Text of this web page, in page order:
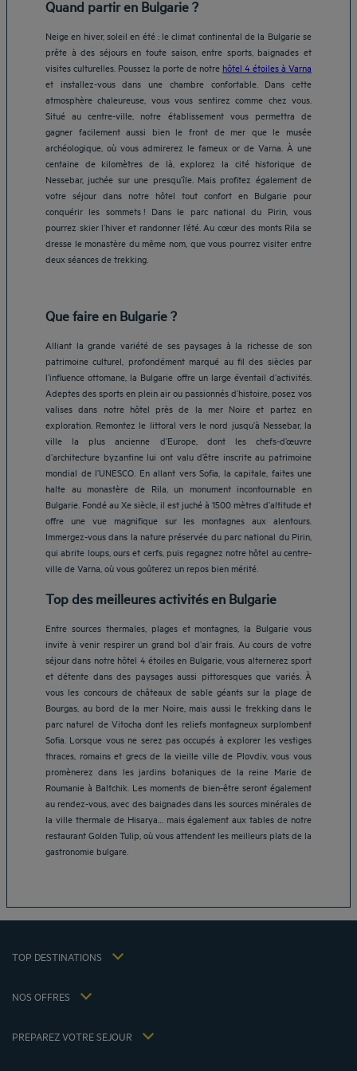
Quand partir en Bulgarie ?
Neige en hiver, soleil en été : le climat continental de la Bulgarie se
prête à des séjours en toute saison, entre sports, baignades et
visites culturelles. Poussez la porte de notre hôtel 4 étoiles à Varna
et installez-vous dans une chambre confortable. Dans cette
atmosphère chaleureuse, vous vous sentirez comme chez vous.
Situé au centre-ville, notre établissement vous permettra de
gagner facilement aussi bien le front de mer que le musée
archéologique, où vous admirerez le fameux or de Varna. À une
centaine de kilomètres de là, explorez la cité historique de
Nessebar, juchée sur une presqu’île. Mais profitez également de
votre séjour dans notre hôtel tout confort en Bulgarie pour
conquérir les sommets ! Dans le parc national du Pirin, vous
pourrez skier l’hiver et randonner l’été. Au cœur des monts Rila se
dresse le monastère du même nom, que vous pourrez visiter entre
deux séances de trekking.
Que faire en Bulgarie ?
Alliant la grande variété de ses paysages à la richesse de son
patrimoine culturel, profondément marqué au fil des siècles par
l’influence ottomane, la Bulgarie offre un large éventail d’activités.
Adeptes des sports en plein air ou passionnés d’histoire, posez vos
valises dans notre hôtel près de la mer Noire et partez en
exploration. Remontez le littoral vers le nord jusqu’à Nessebar, la
ville la plus ancienne d’Europe, dont les chefs-d’œuvre
d’architecture byzantine lui ont valu d’être inscrite au patrimoine
mondial de l’UNESCO. En allant vers Sofia, la capitale, faites une
halte au monastère de Rila, un monument incontournable en
Bulgarie. Fondé au Xe siècle, il est juché à 1500 mètres d’altitude et
offre une vue magnifique sur les montagnes aux alentours.
Immergez-vous dans la nature préservée du parc national du Pirin,
qui abrite loups, ours et cerfs, puis regagnez notre hôtel au centre-
ville de Varna, où vous goûterez un repos bien mérité.
Top des meilleures activités en Bulgarie
Entre sources thermales, plages et montagnes, la Bulgarie vous
invite à venir respirer un grand bol d’air frais. Au cours de votre
séjour dans notre hôtel 4 étoiles en Bulgarie, vous alternerez sport
et détente dans des paysages aussi pittoresques que variés. À
vous les concours de châteaux de sable géants sur la plage de
Bourgas, au bord de la mer Noire, mais aussi le trekking dans le
parc naturel de Vitocha dont les reliefs montagneux surplombent
Sofia. Lorsque vous ne serez pas occupés à explorer les vestiges
thraces, romains et grecs de la vieille ville de Plovdiv, vous vous
promènerez dans les jardins botaniques de la reine Marie de
Roumanie à Baltchik. Les moments de bien-être seront également
au rendez-vous, avec des baignades dans les sources minérales de
la ville thermale de Hisarya… mais également aux tables de notre
restaurant Golden Tulip, où vous attendent les meilleurs plats de la
gastronomie bulgare.
TOP DESTINATIONS
Hôtels Aix-les-Bains
Hôtels Marseille
Hôtels Bordeaux
Hôtels Pornic
Hôtels Bangkok
Hôtels Saint-Malo
NOS OFFRES
Offre évasion petit-déjeuner inclus
PREPAREZ VOTRE SEJOUR
Ma réservation
Hôtels et Inspirations
Politique des données personnelles
Conditions générales d'utilisation Flavours Instant Benefit
Politiques de taxes 2023
Politiques de taxes 2021